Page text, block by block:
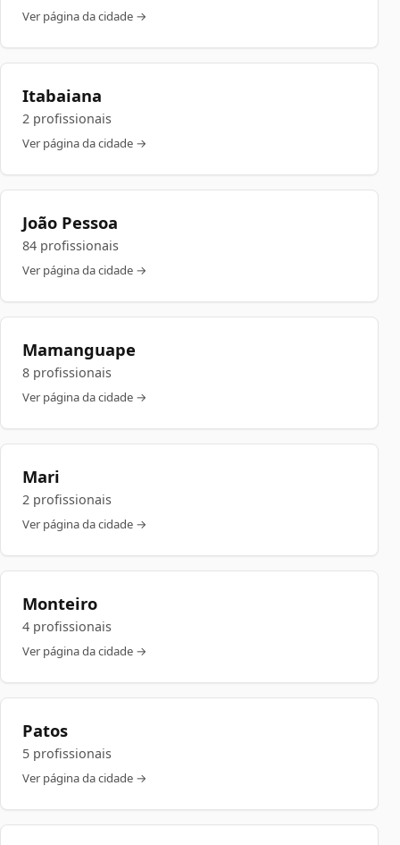
Ver página da cidade →
Itabaiana
2 profissionais
Ver página da cidade →
João Pessoa
84 profissionais
Ver página da cidade →
Mamanguape
8 profissionais
Ver página da cidade →
Mari
2 profissionais
Ver página da cidade →
Monteiro
4 profissionais
Ver página da cidade →
Patos
5 profissionais
Ver página da cidade →